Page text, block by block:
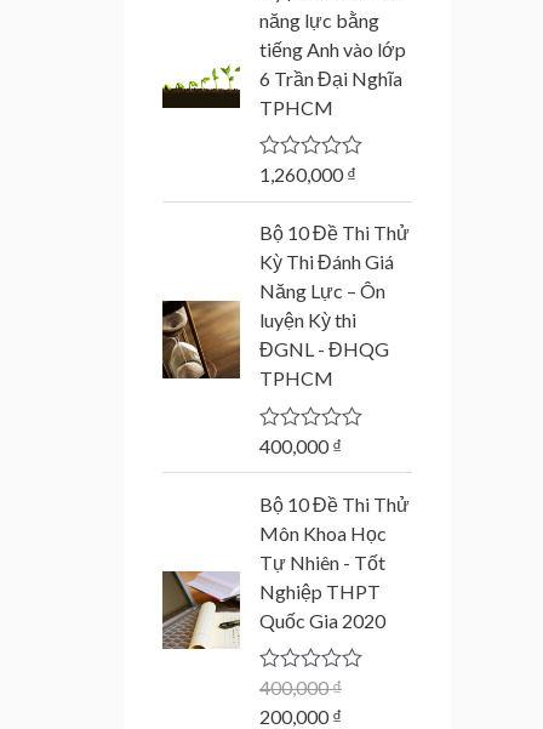
năng lực bằng
tiếng Anh vào lớp
6 Trần Đại Nghĩa
TPHCM
R
e
d
0
o
u
t
o
f
5
1,260,000₫
Bộ 10 Đề Thi Thử
Kỳ Thi Đánh Giá
Năng Lực – Ôn
luyện Kỳ thi
ĐGNL - ĐHQG
TPHCM
R
e
0
o
t
o
5
400,000₫
Bộ 10 Đề Thi Thử
Môn Khoa Học
Tự Nhiên - Tốt
Nghiệp THPT
Quốc Gia 2020
R
400,000₫
a
l
p
200,000₫
t
p